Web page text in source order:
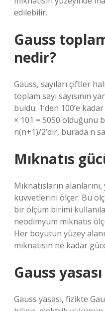
edilebilir.
Gauss
nedir?
Gauss, sayıları çiftler
toplam sayı sayısının
buldu. 1’den 100’e
× 101 = 5050 olduğunu
n(n+1)/2’dir, burada n
Mıknatıs
Mıknatısların
kuvvetlerini ölçer. Bu
bir ölçüm birimi
neodimyum mıknatıs
Her boyutun yüzey
mıknatısın ne kadar
Gauss
Gauss yasası, fizikte